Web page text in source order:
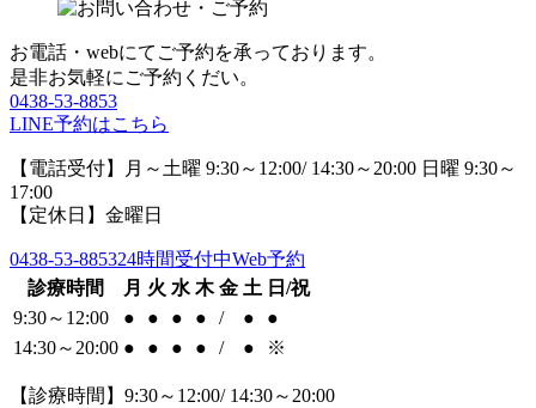
お電話・webにてご予約を承っております。
是非お気軽にご予約くだい。
0438-53-8853
LINE予約はこちら
【電話受付】月～土曜 9:30～12:00/ 14:30～20:00 日曜 9:30～
17:00
【定休日】金曜日
0438-53-885324時間受付中Web予約
診療時間
月 火 水 木 金 土 日/祝
9:30～12:00
● ● ● ● / ●
●
14:30～20:00 ● ● ● ● / ● ※
【診療時間】9:30～12:00/ 14:30～20:00